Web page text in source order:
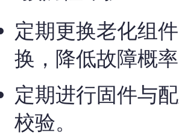
定期更换老化组
换，降低故障概率
定期进行固件与
校验。